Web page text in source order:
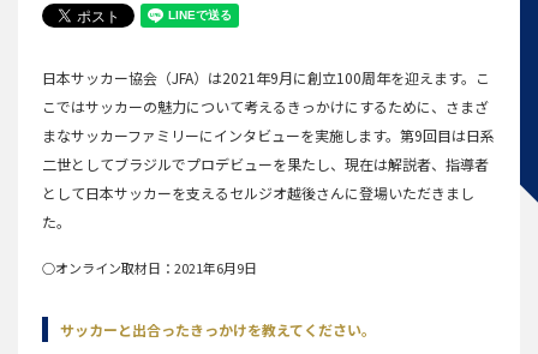
日本サッカー協会（JFA）は2021年9月に創立100周年を迎えます。こ
こではサッカーの魅力について考えるきっかけにするために、さまざ
まなサッカーファミリーにインタビューを実施します。第9回目は日系
二世としてブラジルでプロデビューを果たし、現在は解説者、指導者
として日本サッカーを支えるセルジオ越後さんに登場いただきまし
た。
○オンライン取材日：2021年6月9日
サッカーと出合ったきっかけを教えてください。